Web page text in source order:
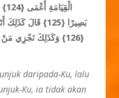
بَصِيرًا {125} قَالَ
{126} وَكَذَلِكَ نَجْزِي
daripada-Ku, lalu
Ku, ia tidak akan